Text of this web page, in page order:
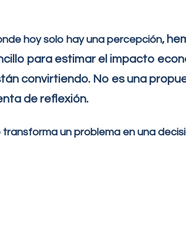
hoy solo hay una percepción,
para estimar el impacto
convirtiendo. No es una
de reflexión.
un problema en una